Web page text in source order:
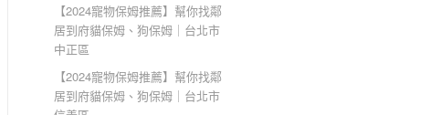
【2024寵物保姆推薦】幫你找鄰
居到府貓保姆、狗保姆｜台北市
中正區
【2024寵物保姆推薦】幫你找鄰
居到府貓保姆、狗保姆｜台北市